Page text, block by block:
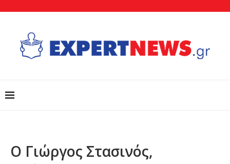
Ο Γιώργος Στασινός,